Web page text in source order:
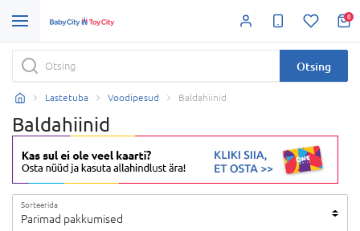
0
Otsing
Lastetuba Voodipesud Baldahiinid
Baldahiinid
Sorteerida
Parimad pakkumised